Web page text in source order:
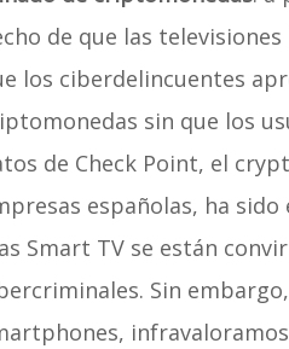
de que las
los ciberdelincuentes
sin que los
de Check Point, el
españolas, ha
Smart TV se están
Sin